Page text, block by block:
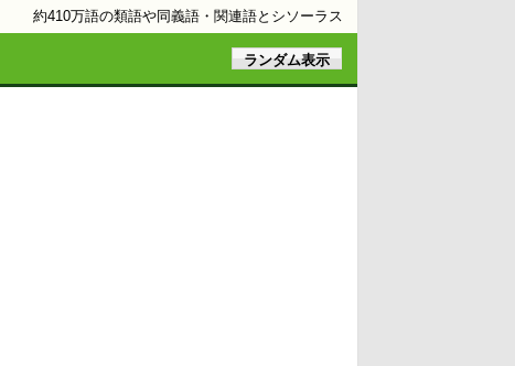
約410万語の類語や同義語・関連語とシソーラス